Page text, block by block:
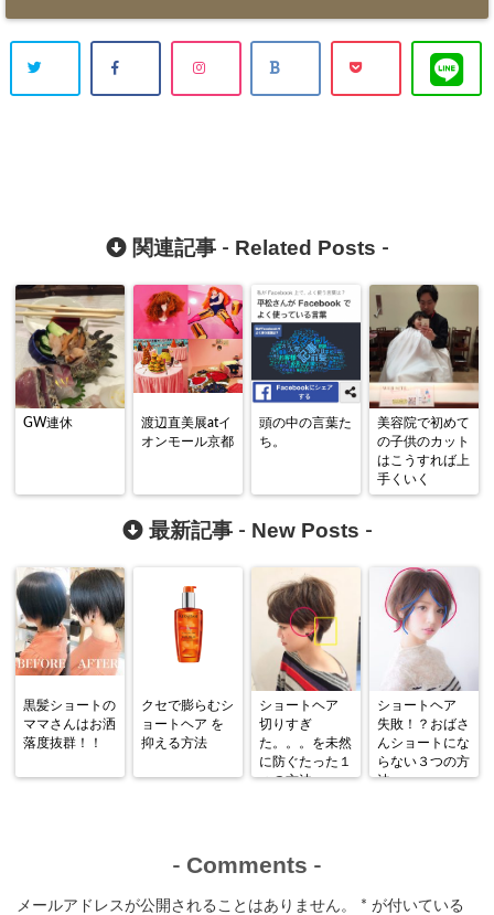
関連記事 - Related Posts -
GW連休
渡辺直美展atイ
オンモール京都
頭の中の言葉た
ち。
美容院で初めて
の子供のカット
はこうすれば上
手くいく
最新記事 - New Posts -
黒髪ショートの
ママさんはお洒
落度抜群！！
クセで膨らむシ
ョートヘア を
抑える方法
ショートヘア
切りすぎ
た。。。を未然
に防ぐたった１
つの方法
ショートヘア
失敗！？おばさ
んショートにな
らない３つの方
法
- Comments -
メールアドレスが公開されることはありません。 * が付いている